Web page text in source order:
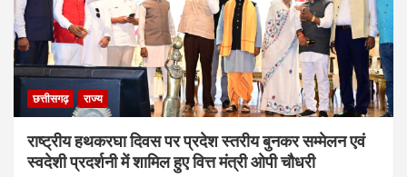
छत्तीसगढ़ राज्य
राष्ट्रीय हथकरघा दिवस पर प्रदेश स्तरीय बुनकर सम्मेलन एवं
स्वदेशी प्रदर्शनी में शामिल हुए वित्त मंत्री ओपी चौधरी